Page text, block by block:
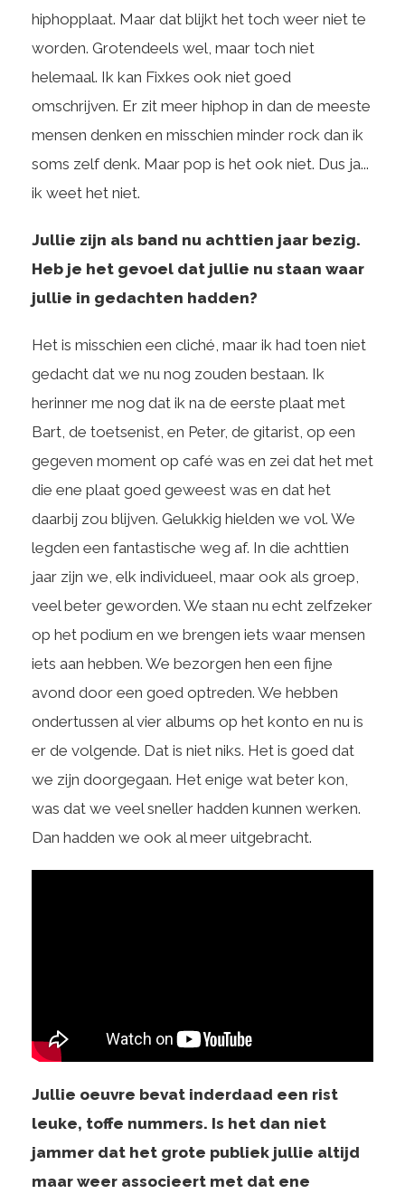
hiphopplaat. Maar dat blijkt het toch weer niet te
worden. Grotendeels wel, maar toch niet
helemaal. Ik kan Fixkes ook niet goed
omschrijven. Er zit meer hiphop in dan de meeste
mensen denken en misschien minder rock dan ik
soms zelf denk. Maar pop is het ook niet. Dus ja...
ik weet het niet.
Jullie zijn als band nu achttien jaar bezig.
Heb je het gevoel dat jullie nu staan waar
jullie in gedachten hadden?
Het is misschien een cliché, maar ik had toen niet
gedacht dat we nu nog zouden bestaan. Ik
herinner me nog dat ik na de eerste plaat met
Bart, de toetsenist, en Peter, de gitarist, op een
gegeven moment op café was en zei dat het met
die ene plaat goed geweest was en dat het
daarbij zou blijven. Gelukkig hielden we vol. We
legden een fantastische weg af. In die achttien
jaar zijn we, elk individueel, maar ook als groep,
veel beter geworden. We staan nu echt zelfzeker
op het podium en we brengen iets waar mensen
iets aan hebben. We bezorgen hen een fijne
avond door een goed optreden. We hebben
ondertussen al vier albums op het konto en nu is
er de volgende. Dat is niet niks. Het is goed dat
we zijn doorgegaan. Het enige wat beter kon,
was dat we veel sneller hadden kunnen werken.
Dan hadden we ook al meer uitgebracht.
Jullie oeuvre bevat inderdaad een rist
leuke, toffe nummers. Is het dan niet
jammer dat het grote publiek jullie altijd
maar weer associeert met dat ene